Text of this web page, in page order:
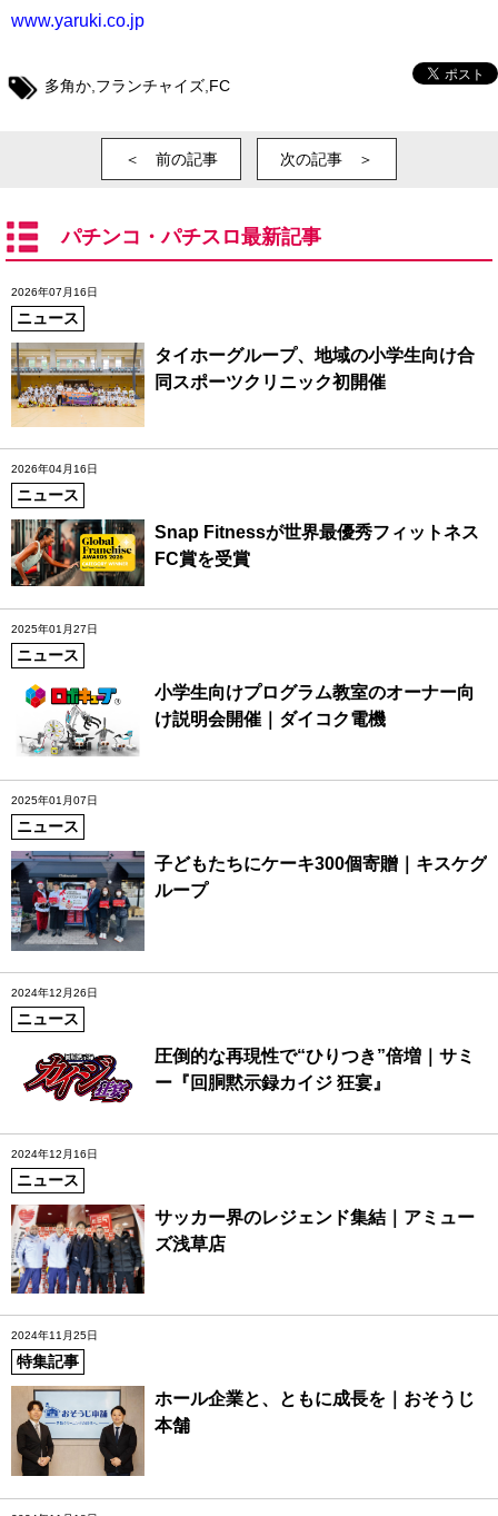
www.yaruki.co.jp
多角か フランチャイズ FC
＜ 前の記事 次の記事 ＞
パチンコ・パチスロ最新記事
2026年07月16日
ニュース
タイホーグループ、地域の小学生向け合
同スポーツクリニック初開催
2026年04月16日
ニュース
Snap Fitnessが世界最優秀フィットネス
FC賞を受賞
2025年01月27日
ニュース
小学生向けプログラム教室のオーナー向
け説明会開催｜ダイコク電機
2025年01月07日
ニュース
子どもたちにケーキ300個寄贈｜キスケグ
ループ
2024年12月26日
ニュース
圧倒的な再現性で“ひりつき”倍増｜サミ
ー『回胴黙示録カイジ 狂宴』
2024年12月16日
ニュース
サッカー界のレジェンド集結｜アミュー
ズ浅草店
2024年11月25日
特集記事
ホール企業と、ともに成長を｜おそうじ
本舗